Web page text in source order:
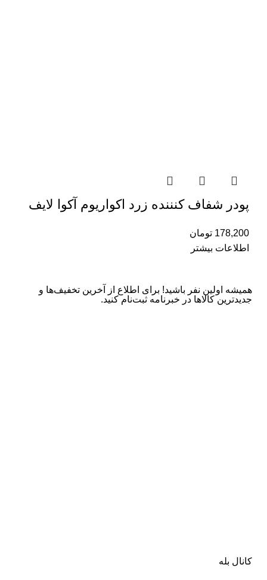
پودر شفاف کنننده زرد اکواریوم آکوا لایف
178,200 تومان
اطلاعات بیشتر
همیشه اولین نفر باشید! برای اطلاع از آخرین تخفیف‌ها و
جدیدترین کالاها در خبرنامه ثبت‌نام کنید.
کانال بله